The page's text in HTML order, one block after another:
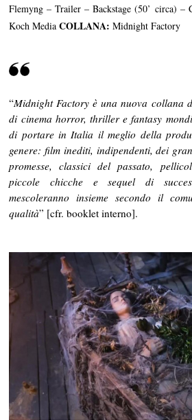
Flemyng – Trailer – Backstage (50’ circa) –
Koch MediaCOLLANA:Midnight Factory
“Midnight Factory è una nuova collana
di cinema horror, thriller e fantasy
di portare in Italia il meglio della
genere: film inediti, indipendenti, dei
promesse, classici del passato,
piccole chicche e sequel di
mescoleranno insieme secondo il
qualità” [cfr. booklet interno].